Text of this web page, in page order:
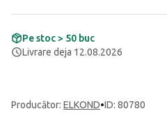
Pe stoc > 50 buc
Livrare deja 12.08.2026
Producător: ELKOND•ID: 80780